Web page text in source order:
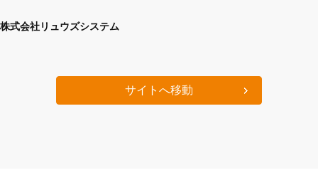
株式会社リュウズシステム
サイトへ移動